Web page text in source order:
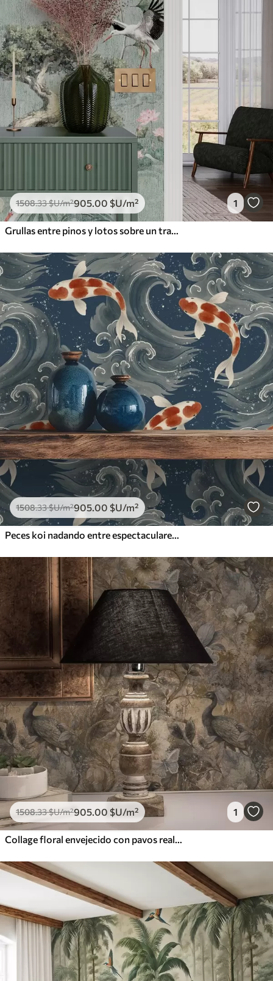
1508.33$U/m²905.00 $U/m² 1
Grullas entre pinos y lotos sobre un tranquilo fondo verde
1508.33$U/m²905.00 $U/m²
Peces koi nadando entre espectaculares olas oceánicas
1508.33$U/m²905.00 $U/m² 1
Collage floral envejecido con pavos reales y mariposas